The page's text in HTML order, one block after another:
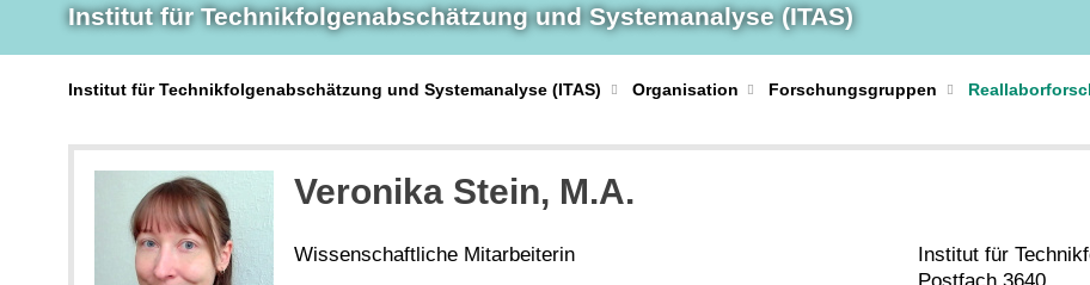
Institut für Technikfolgen­abschätzung und System­analyse (ITAS)
Institut für Technikfolgenabschätzung und Systemanalyse (ITAS) Organisation Forschungsgruppen
Veronika Stein, M.A.
Wissenschaftliche Mitarbeiterin
Institut für